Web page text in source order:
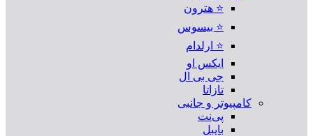
⭐ هترون
⭐ بیسوس
⭐ ارلدام
ایکس او
جی بی ال
تازاتا
کامپیوتر و جانبی
پی‌نت
بایبل